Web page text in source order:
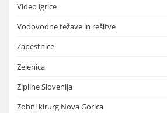
Video igrice
Vodovodne težave in rešitve
Zapestnice
Zelenica
Zipline Slovenija
Zobni kirurg Nova Gorica